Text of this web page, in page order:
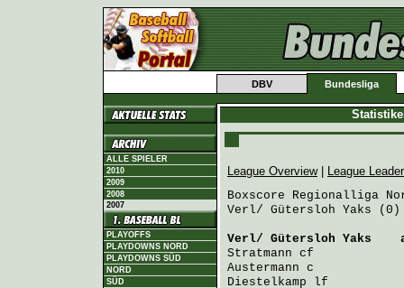
DBV Bundesliga
ALLE SPIELER
2010
2009
2008
2007
PLAYOFFS
PLAYDOWNS NORD
PLAYDOWNS SÜD
NORD
SÜD
League Overview|
League
Boxscore Regionalliga
Verl/ Gütersloh Yaks
Verl/ Gütersloh Yaks
Stratmann cf             1
Austermann c             3
Diestelkamp lf           2